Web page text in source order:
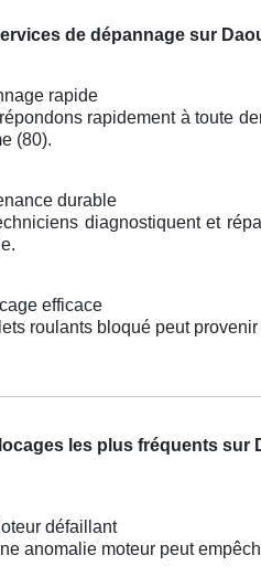
de dépannage sur
rapide
rapidement à toute
(80).
durable
diagnostiquent et
efficace
roulants bloqué peut
les plus fréquents sur
défaillant
anomalie moteur peut